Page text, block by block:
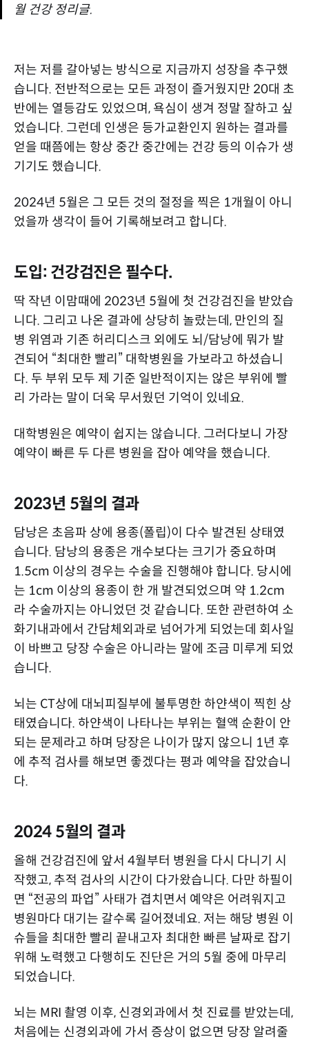
월 건강 정리글.
저는 저를 갈아넣는 방식으로 지금까지 성장을 추구했
습니다. 전반적으로는 모든 과정이 즐거웠지만 20대 초
반에는 열등감도 있었으며, 욕심이 생겨 정말 잘하고 싶
었습니다. 그런데 인생은 등가교환인지 원하는 결과를
얻을 때쯤에는 항상 중간 중간에는 건강 등의 이슈가 생
기기도 했습니다.
2024년 5월은 그 모든 것의 절정을 찍은 1개월이 아니
었을까 생각이 들어 기록해보려고 합니다.
도입: 건강검진은 필수다.
딱 작년 이맘때에 2023년 5월에 첫 건강검진을 받았습
니다. 그리고 나온 결과에 상당히 놀랐는데, 만인의 질
병 위염과 기존 허리디스크 외에도 뇌/담낭에 뭐가 발
견되어 “최대한 빨리” 대학병원을 가보라고 하셨습니
다. 두 부위 모두 제 기준 일반적이지는 않은 부위에 빨
리 가라는 말이 더욱 무서웠던 기억이 있네요.
대학병원은 예약이 쉽지는 않습니다. 그러다보니 가장
예약이 빠른 두 다른 병원을 잡아 예약을 했습니다.
2023년 5월의 결과
담낭은 초음파 상에 용종(폴립)이 다수 발견된 상태였
습니다. 담낭의 용종은 개수보다는 크기가 중요하며
1.5cm 이상의 경우는 수술을 진행해야 합니다. 당시에
는 1cm 이상의 용종이 한 개 발견되었으며 약 1.2cm
라 수술까지는 아니었던 것 같습니다. 또한 관련하여 소
화기내과에서 간담체외과로 넘어가게 되었는데 회사일
이 바쁘고 당장 수술은 아니라는 말에 조금 미루게 되었
습니다.
뇌는 CT상에 대뇌피질부에 불투명한 하얀색이 찍힌 상
태였습니다. 하얀색이 나타나는 부위는 혈액 순환이 안
되는 문제라고 하며 당장은 나이가 많지 않으니 1년 후
에 추적 검사를 해보면 좋겠다는 평과 예약을 잡았습니
다.
2024 5월의 결과
올해 건강검진에 앞서 4월부터 병원을 다시 다니기 시
작했고, 추적 검사의 시간이 다가왔습니다. 다만 하필이
면 “전공의 파업” 사태가 겹치면서 예약은 어려워지고
병원마다 대기는 갈수록 길어졌네요. 저는 해당 병원 이
슈들을 최대한 빨리 끝내고자 최대한 빠른 날짜로 잡기
위해 노력했고 다행히도 진단은 거의 5월 중에 마무리
되었습니다.
뇌는 MRI 촬영 이후, 신경외과에서 첫 진료를 받았는데,
처음에는 신경외과에 가서 증상이 없으면 당장 알려줄